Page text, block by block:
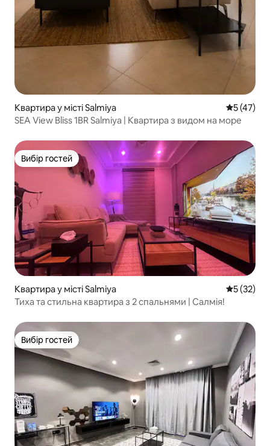
Квартира у місті Salmiya Середня
5 (47)
SEA View Bliss 1BR Salmiya | Квартира з видом на море
Вибір гостей
Вибір гостей
Квартира у місті Salmiya Середня
5 (32)
Тиха та стильна квартира з 2 спальнями | Салмія!
Вибір гостей
Вибір гостей